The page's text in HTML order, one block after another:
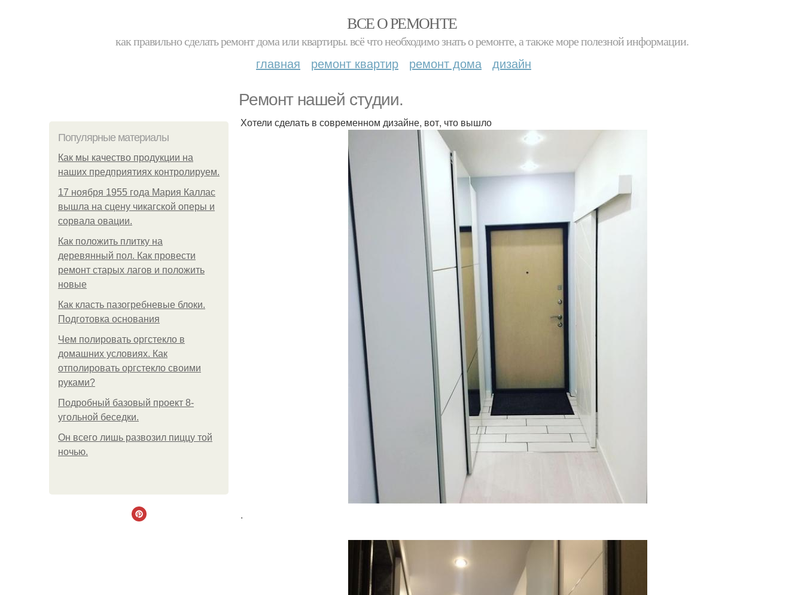
ВСЕ О РЕМОНТЕ
как правильно сделать ремонт дома или квартиры. всё что необходимо знать о ремонте, а также море полезной информации.
главная ремонт квартир ремонт дома дизайн
Ремонт нашей cтyдии.
Популярные материалы
Как мы качество продукции на
наших предприятиях контролируем.
17 ноября 1955 года Мария Каллас
вышла на сцену чикагской оперы и
сорвала овации.
Как положить плитку на
деревянный пол. Как провести
ремонт старых лагов и положить
новые
Как класть пазогребневые блоки.
Подготовка основания
Чем полировать оргстекло в
домашних условиях. Как
отполировать оргстекло своими
руками?
Подробный базовый проект 8-
угольной беседки.
Он всего лишь развозил пиццу той
ночью.
Хотели сделать в современном дизайне, вот, что вышло
.